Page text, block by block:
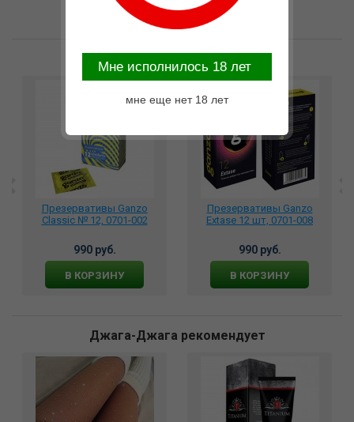
Возможные варианты замены
Презервативы Ganzo
Classic № 12, 0701-002
990 руб.
В КОРЗИНУ
Презервативы Ganzo
Extase 12 шт, 0701-008
990 руб.
В КОРЗИНУ
Джага-Джага рекомендует
Mне исполнилось 18 лет
мне еще нет 18 лет